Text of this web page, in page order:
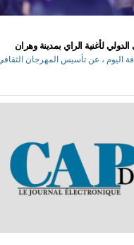
لأغنية الراي بمدينة وهران
اليوم ، عن تأسيس المهرجان